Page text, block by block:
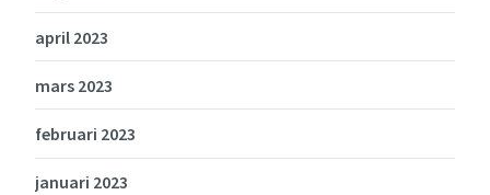
april 2023
mars 2023
februari 2023
januari 2023